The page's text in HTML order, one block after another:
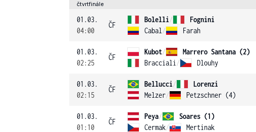
čtvrtfinále
01.03.
04:00
ČF
Bolelli/
Fognini
Cabal / Farah
01.03.
02:25
ČF
Kubot/
Marrero Santana (2)
Bracciali / Dlouhy
01.03.
02:15
ČF
Bellucci/
Lorenzi
Melzer/ Petzschner (4)
01.03.
01:10
ČF
Peya/
Soares (1)
Cermak/ Mertinak